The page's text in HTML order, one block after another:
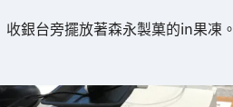
收銀台旁擺放著森永製菓的in果凍。